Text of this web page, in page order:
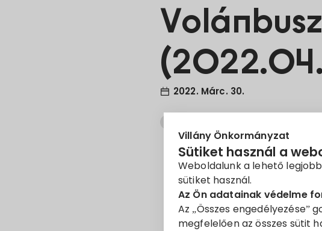
Villány Önkormányzat
Sütiket használ a
Weboldalunk a lehető
sütiket használ.
Az Ön adatainak védelme
Az „Összes engedélyezése”
megfelelően az összes sütit
2022. Márc. 30.